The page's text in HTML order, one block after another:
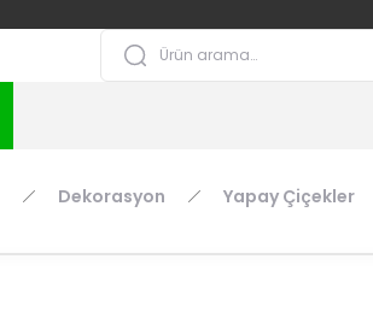
Dekorasyon Yapay Çiçekler